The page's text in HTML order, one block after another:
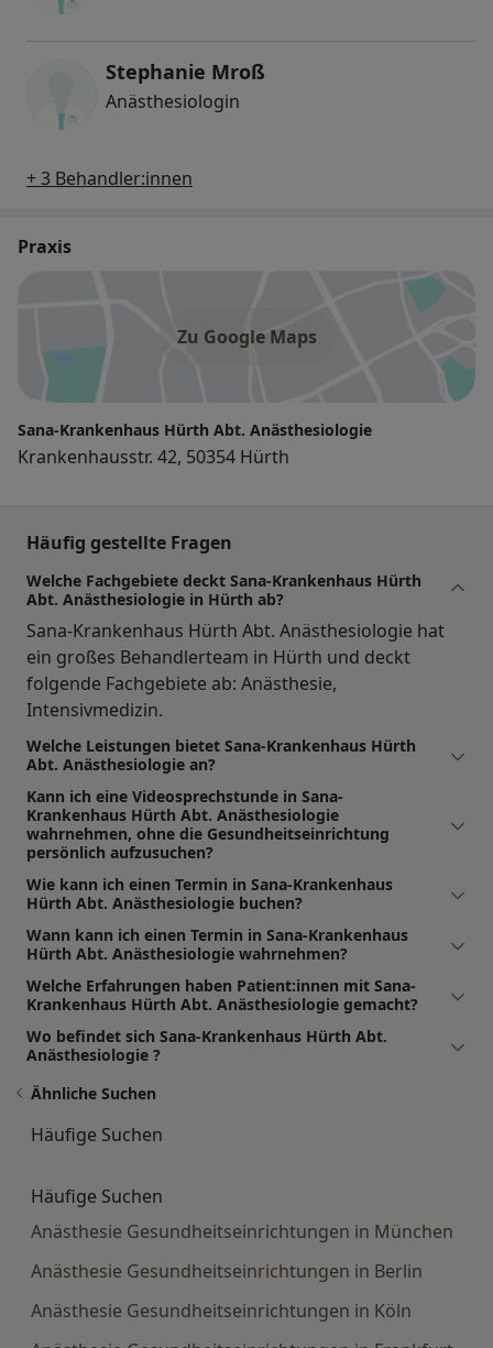
Stephanie Mroß
Anästhesiologin
+ 3 Behandler:innen
Praxis
Zu Google Maps
Sana-Krankenhaus Hürth Abt. Anästhesiologie
Krankenhausstr. 42, 50354 Hürth
Häufig gestellte Fragen
Welche Fachgebiete deckt Sana-Krankenhaus Hürth
Abt. Anästhesiologie in Hürth ab?
Sana-Krankenhaus Hürth Abt. Anästhesiologie hat
ein großes Behandlerteam in Hürth und deckt
folgende Fachgebiete ab: Anästhesie,
Intensivmedizin.
Welche Leistungen bietet Sana-Krankenhaus Hürth
Abt. Anästhesiologie an?
Kann ich eine Videosprechstunde in Sana-
Krankenhaus Hürth Abt. Anästhesiologie
wahrnehmen, ohne die Gesundheitseinrichtung
persönlich aufzusuchen?
Wie kann ich einen Termin in Sana-Krankenhaus
Hürth Abt. Anästhesiologie buchen?
Wann kann ich einen Termin in Sana-Krankenhaus
Hürth Abt. Anästhesiologie wahrnehmen?
Welche Erfahrungen haben Patient:innen mit Sana-
Krankenhaus Hürth Abt. Anästhesiologie gemacht?
Wo befindet sich Sana-Krankenhaus Hürth Abt.
Anästhesiologie ?
Ähnliche Suchen
Häufige Suchen
Häufige Suchen
Anästhesie Gesundheitseinrichtungen in München
Anästhesie Gesundheitseinrichtungen in Berlin
Anästhesie Gesundheitseinrichtungen in Köln